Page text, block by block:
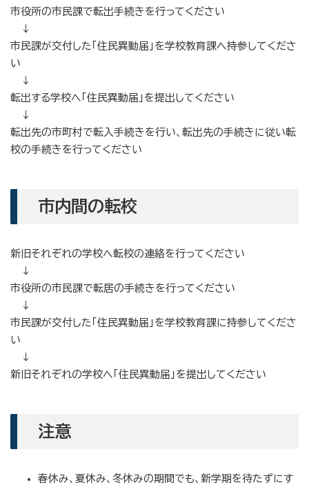
市役所の市民課で転出手続きを行ってください
↓
市民課が交付した「住民異動届」を学校教育課へ持参してくださ
い
↓
転出する学校へ「住民異動届」を提出してください
↓
転出先の市町村で転入手続きを行い、転出先の手続きに従い転
校の手続きを行ってください
市内間の転校
新旧それぞれの学校へ転校の連絡を行ってください
↓
市役所の市民課で転居の手続きを行ってください
↓
市民課が交付した「住民異動届」を学校教育課に持参してくださ
い
↓
新旧それぞれの学校へ「住民異動届」を提出してください
注意
春休み、夏休み、冬休みの期間でも、新学期を待たずにす